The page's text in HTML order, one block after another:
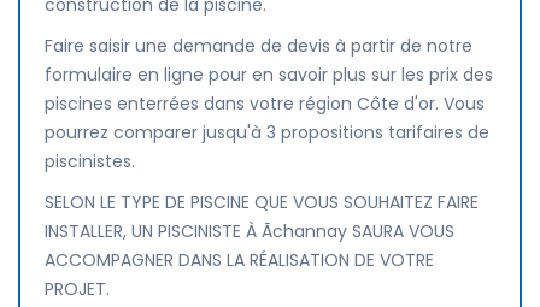
construction de la piscine.
Faire saisir une demande de devis à partir de notre
formulaire en ligne pour en savoir plus sur les prix des
piscines enterrées dans votre région Côte d'or. Vous
pourrez comparer jusqu'à 3 propositions tarifaires de
piscinistes.
SELON LE TYPE DE PISCINE QUE VOUS SOUHAITEZ FAIRE
INSTALLER, UN PISCINISTE À Ãchannay SAURA VOUS
ACCOMPAGNER DANS LA RÉALISATION DE VOTRE
PROJET.